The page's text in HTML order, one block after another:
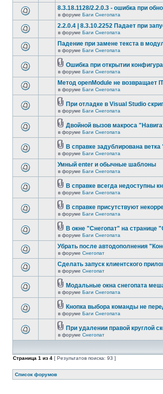
8.3.18.1128/2.2.0.3 - ошибка при
в форуме Баги Снегопата
2.2.0.4 | 8.3.10.2252 Падает при
в форуме Баги Снегопата
Падение при замене текста в
в форуме Баги Снегопата
Ошибка при открытии
в форуме Баги Снегопата
Метод openModule не возвращает
в форуме Баги Снегопата
При отладке в Visual Studio
в форуме Баги Снегопата
Двойной вызов макроса
в форуме Баги Снегопата
В справке задублирована
в форуме Баги Снегопата
Умный enter и обычные шаблоны
в форуме Баги Снегопата
В справке всегда недоступны
в форуме Баги Снегопата
В справке присутствуют
в форуме Баги Снегопата
В окне "Снегопат" на странице
в форуме Баги Снегопата
Убрать после автодополнения
в форуме Снегопат
Cделать запуск клиентского
в форуме Снегопат
Модальные окна снегопата
в форуме Баги Снегопата
Кнопка выбора команды не
в форуме Баги Снегопата
При удалении правой круглой
в форуме Снегопат
Страница 1 из 4 [ Результатов поиска: 93 ]
Список форумов